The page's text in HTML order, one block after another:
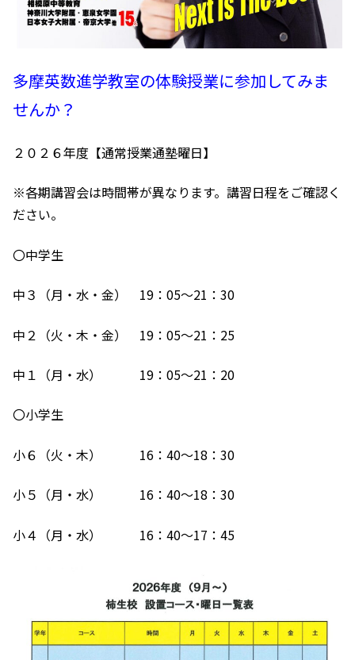
多摩英数進学教室の体験授業に参加してみま
せんか？
２０２６年度【通常授業通塾曜日】
※各期講習会は時間帯が異なります。講習日程をご確認く
ださい。
〇中学生
中３（月・水・金） 19：05～21：30
中２（火・木・金） 19：05～21：25
中１（月・水） 19：05～21：20
〇小学生
小６（火・木） 16：40～18：30
小５（月・水） 16：40～18：30
小４（月・水） 16：40～17：45